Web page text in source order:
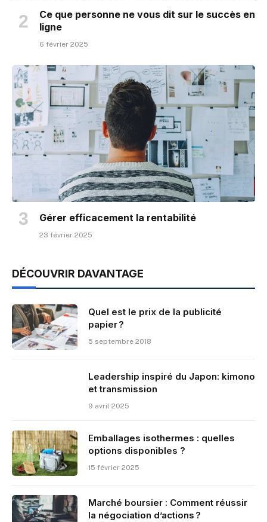
Ce que personne ne vous dit sur le succès en
ligne
6 février 2025
Gérer efficacement la rentabilité
23 février 2025
DÉCOUVRIR DAVANTAGE
Quel est le prix de la publicité
papier ?
5 septembre 2018
Leadership inspiré du Japon: kimono
et transmission
9 avril 2025
Emballages isothermes : quelles
options disponibles ?
15 février 2025
Marché boursier : Comment réussir
la négociation d’actions ?